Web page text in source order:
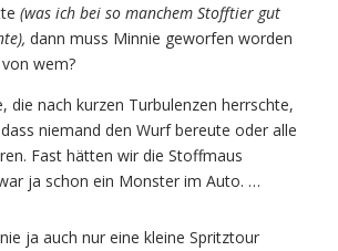
(was ich bei so manchem Stofftier gut
dann muss Minnie geworfen worden
wem?
die nach kurzen Turbulenzen herrschte,
niemand den Wurf bereute oder alle
Fast hätten wir die Stoffmaus
ja schon ein Monster im Auto. …
ja auch nur eine kleine Spritztour